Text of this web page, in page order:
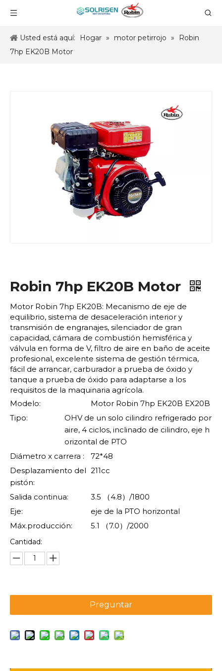
Usted está aquí: Hogar » motor petirrojo »
Robin
7hp EK20B Motor
Robin 7hp EK20B Motor
Motor Robin 7hp EK20B: Mecanismo de eje de
equilibrio, sistema de desaceleración interior y
transmisión de engranajes, silenciador de gran
capacidad, cámara de combustión hemisférica y
válvula en forma de V, filtro de aire en baño de aceite
profesional, excelente sistema de gestión térmica,
fácil de arrancar, carburador a prueba de óxido y
tanque a prueba de óxido para adaptarse a los
requisitos de la maquinaria agrícola.
Modelo:
Motor Robin 7hp EK20B EX20B
Tipo:
OHV de un solo cilindro refrigerado por
aire, 4 ciclos, inclinado de cilindro, eje h
orizontal de PTO
Diámetro x carrera :
72*48
Desplazamiento del
pistón:
211cc
Salida continua:
3.5 （4.8）/1800
Eje:
eje de la PTO horizontal
Máx.producción:
5.1 （7.0）/2000
Cantidad:
Preguntar